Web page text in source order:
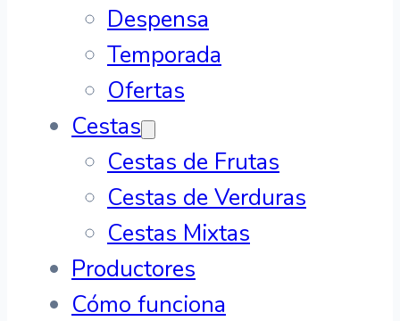
Despensa
Temporada
Ofertas
Cestas
Cestas de Frutas
Cestas de Verduras
Cestas Mixtas
Productores
Cómo funciona